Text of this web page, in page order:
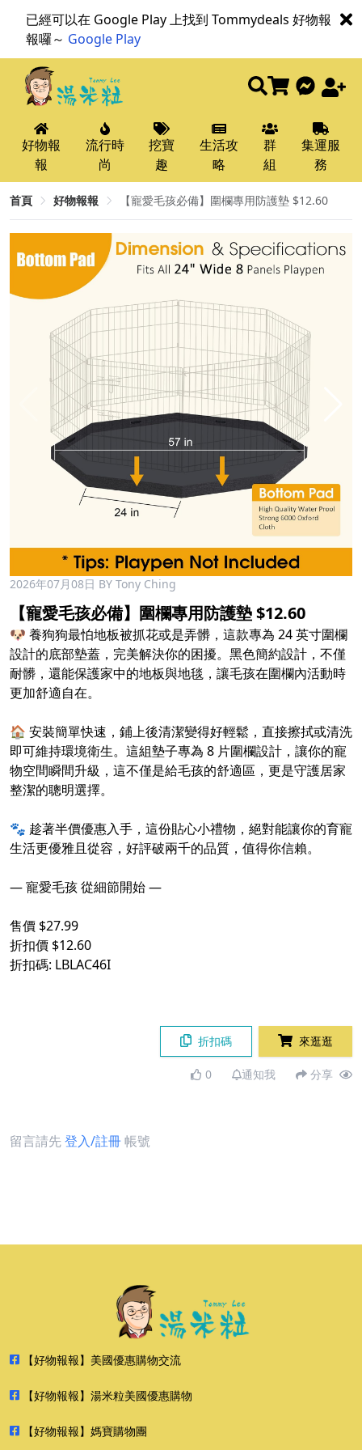
已經可以在 Google Play 上找到 Tommydeals 好物報
報囉～ Google Play
好物報
報
流行時
尚
挖寶
趣
生活攻
略
群
組
集運服
務
首頁 好物報報 【寵愛毛孩必備】圍欄專用防護墊 $12.60
2026年07月08日 BY Tony Ching
【寵愛毛孩必備】圍欄專用防護墊 $12.60
🐶 養狗狗最怕地板被抓花或是弄髒，這款專為 24 英寸圍欄
設計的底部墊蓋，完美解決你的困擾。黑色簡約設計，不僅
耐髒，還能保護家中的地板與地毯，讓毛孩在圍欄內活動時
更加舒適自在。
🏠 安裝簡單快速，鋪上後清潔變得好輕鬆，直接擦拭或清洗
即可維持環境衛生。這組墊子專為 8 片圍欄設計，讓你的寵
物空間瞬間升級，這不僅是給毛孩的舒適區，更是守護居家
整潔的聰明選擇。
🐾 趁著半價優惠入手，這份貼心小禮物，絕對能讓你的育寵
生活更優雅且從容，好評破兩千的品質，值得你信賴。
— 寵愛毛孩 從細節開始 —
售價 $27.99
折扣價 $12.60
折扣碼: LBLAC46I
折扣碼 來逛逛
0 通知我 分享
留言請先登入/註冊帳號
【好物報報】美國優惠購物交流
【好物報報】湯米粒美國優惠購物
【好物報報】媽寶購物團